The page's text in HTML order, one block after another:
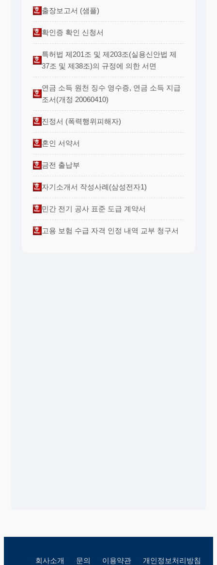
출장보고서 (샘플)
확인증 확인 신청서
특허법 제201조 및 제203조(실용신안법 제
37조 및 제38조)의 규정에 의한 서면
연금 소득 원천 징수 영수증, 연금 소득 지급
조서(개정 20060410)
진정서 (폭력행위피해자)
혼인 서약서
금전 출납부
자기소개서 작성사례(삼성전자1)
민간 전기 공사 표준 도급 계약서
고용 보험 수급 자격 인정 내역 교부 청구서
회사소개 문의 이용약관 개인정보처리방침